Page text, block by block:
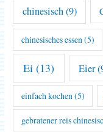
chinesisch(9)
chinesisches essen(5)
Ei (13) Eier
einfach kochen(5)
gebratener reis